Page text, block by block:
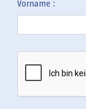
Vorname :